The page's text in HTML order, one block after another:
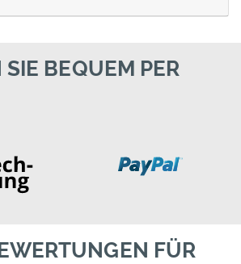
BEQUEM PER
FÜR